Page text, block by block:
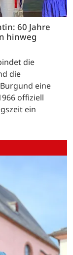
60 Jahre
hinweg
die
die
eine
offiziell
ein